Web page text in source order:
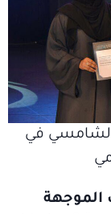
في
الموجهة